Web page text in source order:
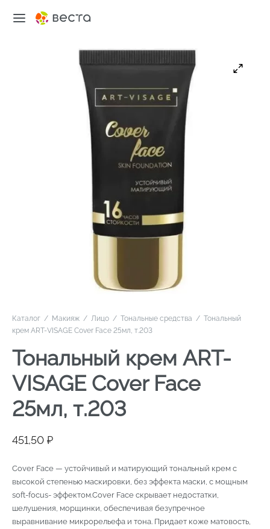
Каталог / Макияж / Лицо / Тональные средства / Тональный
крем ART-VISAGE Cover Face 25мл, т.203
Тональный крем ART-
VISAGE Cover Face
25мл, т.203
451,50 ₽
Cover Face — устойчивый и матирующий тональный крем с
высокой степенью маскировки, без эффекта маски, с мощным
soft-focus- эффектом.Cover Face скрывает недостатки,
шелушения, морщинки, обеспечивая безупречное
выравнивание микрорельефа и тона. Придает коже матовость,